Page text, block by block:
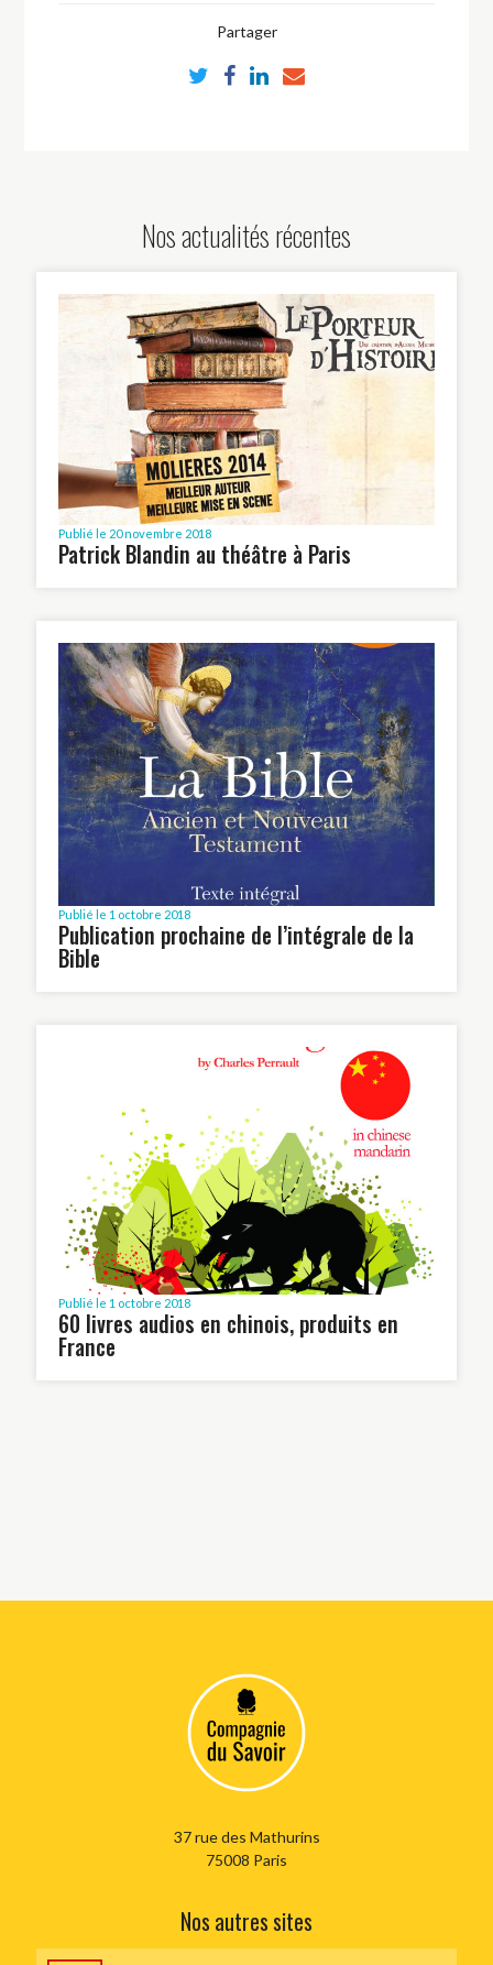
Partager
Nos actualités récentes
Publié le 20 novembre 2018
Patrick Blandin au théâtre à Paris
Publié le 1 octobre 2018
Publication prochaine de l’intégrale de la
Bible
Publié le 1 octobre 2018
60 livres audios en chinois, produits en
France
37 rue des Mathurins
75008 Paris
Nos autres sites